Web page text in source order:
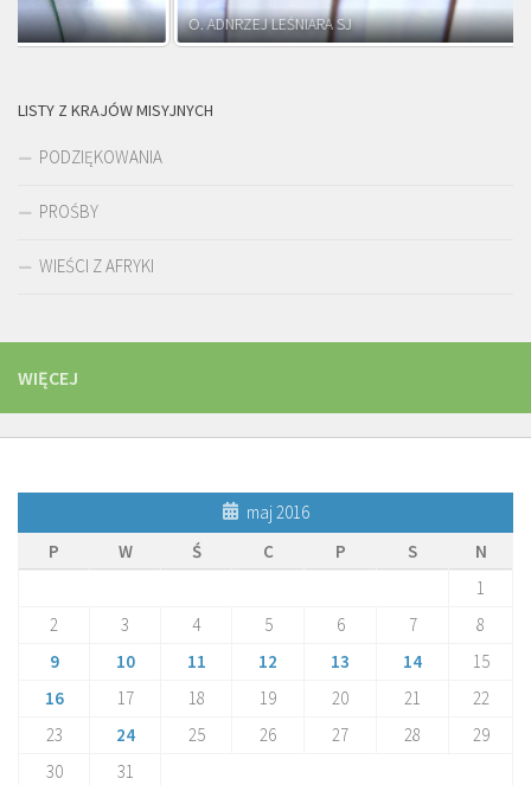
O. ADNRZEJ LEŚNIARA SJ
LISTY Z KRAJÓW MISYJNYCH
PODZIĘKOWANIA
PROŚBY
WIEŚCI Z AFRYKI
WIĘCEJ
maj 2016
P
W Ś C P S
N
1
2
3 4 5 6 7
8
9
10 11 12 13 14
15
16
17 18 19 20 21
22
23
24 25 26 27 28
29
30
31